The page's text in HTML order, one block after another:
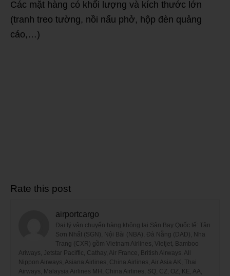
Các mặt hàng có khối lượng và kích thước lớn
(tranh treo tường, nồi nấu phở, hộp đèn quảng
cáo,…)
Rate this post
airportcargo
Đại lý vận chuyển hàng không tại Sân Bay Quốc tế: Tân
Sơn Nhất (SGN), Nội Bài (NBA), Đà Nẵng (DAD), Nha
Trang (CXR) gồm Vietnam Airlines, Vietjet, Bamboo
Ariways, Jetstar Paciffic, Cathay, Air France, British Airways. All
Nippon Airways, Asiana Airlines, China Airlines, Air Asia AK, Thai
Airways, Malaysia Airlines MH, China Airlines, SQ, CZ, OZ, KE, AA,